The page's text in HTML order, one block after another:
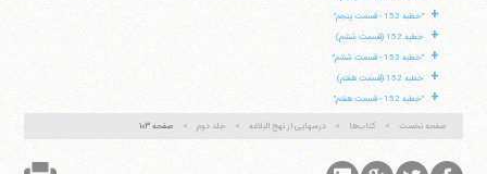
+ "خطبه 152 - قسمت پنجم"
+ خطبه 152 (قسمت ششم)
+ "خطبه 152 - قسمت ششم"
+ خطبه 152 (قسمت هفتم)
+ "خطبه 152 - قسمت هفتم"
صفحه نخست کتاب‌ها درسهایی از نهج البلاغه جلد دوم صفحه ۱۰۳